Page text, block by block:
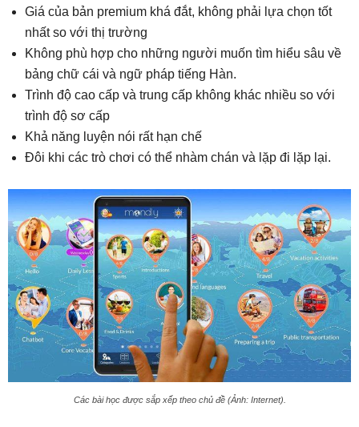
Giá của bản premium khá đắt, không phải lựa chọn tốt
nhất so với thị trường
Không phù hợp cho những người muốn tìm hiểu sâu về
bảng chữ cái và ngữ pháp tiếng Hàn.
Trình độ cao cấp và trung cấp không khác nhiều so với
trình độ sơ cấp
Khả năng luyện nói rất hạn chế
Đôi khi các trò chơi có thể nhàm chán và lặp đi lặp lại.
Các bài học được sắp xếp theo chủ đề (Ảnh: Internet).